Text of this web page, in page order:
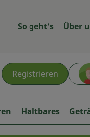
So geht's Über
Registrieren
Haltbares